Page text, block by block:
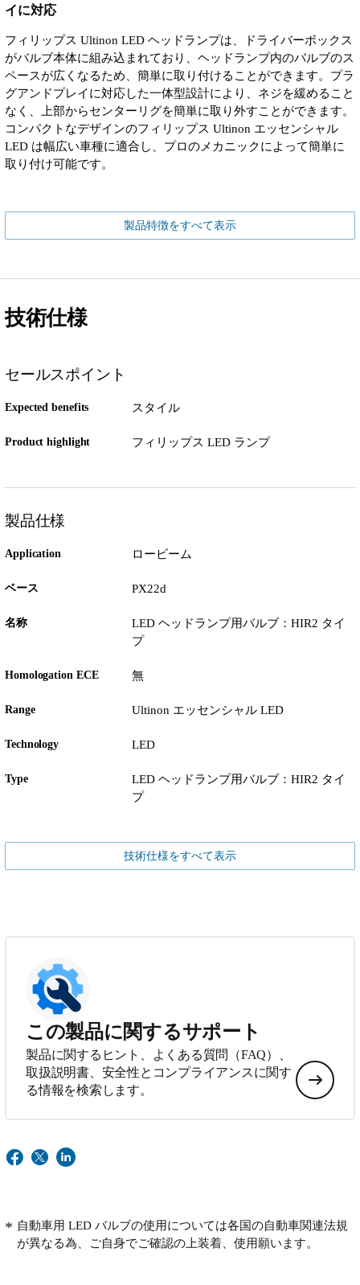
イに対応
フィリップス Ultinon LED ヘッドランプは、ドライバーボックス
がバルブ本体に組み込まれており、ヘッドランプ内のバルブのス
ペースが広くなるため、簡単に取り付けることができます。プラ
グアンドプレイに対応した一体型設計により、ネジを緩めること
なく、上部からセンターリグを簡単に取り外すことができます。
コンパクトなデザインのフィリップス Ultinon エッセンシャル
LED は幅広い車種に適合し、プロのメカニックによって簡単に
取り付け可能です。
製品特徴をすべて表示
技術仕様
セールスポイント
Expected benefits スタイル
Product highlight フィリップス LED ランプ
製品仕様
Application ロービーム
ベース PX22d
名称
LED ヘッドランプ用バルブ：HIR2 タイ
プ
Homologation ECE 無
Range Ultinon エッセンシャル LED
Technology LED
Type
LED ヘッドランプ用バルブ：HIR2 タイ
プ
技術仕様をすべて表示
この製品に関するサポート
製品に関するヒント、よくある質問（FAQ）、
取扱説明書、安全性とコンプライアンスに関す
る情報を検索します。
自動車用 LED バルブの使用については各国の自動車関連法規
が異なる為、ご自身でご確認の上装着、使用願います。